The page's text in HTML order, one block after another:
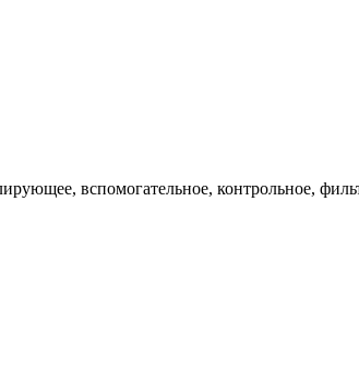
вспомогательное, контрольное,